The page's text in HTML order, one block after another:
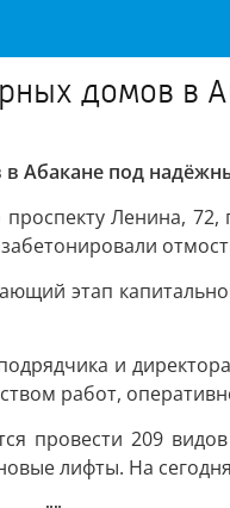
домов в
Абакане под
Ленина,
этап
и
работ,
провести 209
лифты. На